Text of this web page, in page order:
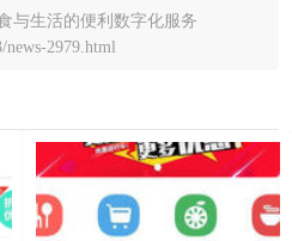
与生活的便利数字化服务
2979.html